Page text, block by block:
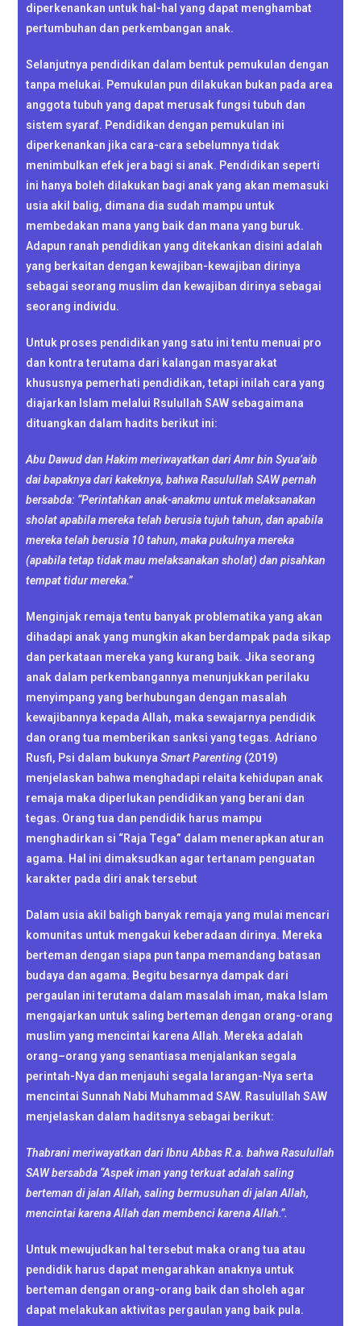
diperkenankan untuk hal-hal yang dapat menghambat
pertumbuhan dan perkembangan anak.
Selanjutnya pendidikan dalam bentuk pemukulan dengan
tanpa melukai. Pemukulan pun dilakukan bukan pada area
anggota tubuh yang dapat merusak fungsi tubuh dan
sistem syaraf. Pendidikan dengan pemukulan ini
diperkenankan jika cara-cara sebelumnya tidak
menimbulkan efek jera bagi si anak. Pendidikan seperti
ini hanya boleh dilakukan bagi anak yang akan memasuki
usia akil balig, dimana dia sudah mampu untuk
membedakan mana yang baik dan mana yang buruk.
Adapun ranah pendidikan yang ditekankan disini adalah
yang berkaitan dengan kewajiban-kewajiban dirinya
sebagai seorang muslim dan kewajiban dirinya sebagai
seorang individu.
Untuk proses pendidikan yang satu ini tentu menuai pro
dan kontra terutama dari kalangan masyarakat
khususnya pemerhati pendidikan, tetapi inilah cara yang
diajarkan Islam melalui Rsulullah SAW sebagaimana
dituangkan dalam hadits berikut ini:
Abu Dawud dan Hakim meriwayatkan dari Amr bin Syua’aib
dai bapaknya dari kakeknya, bahwa Rasulullah SAW pernah
bersabda: “Perintahkan anak-anakmu untuk melaksanakan
sholat apabila mereka telah berusia tujuh tahun, dan apabila
mereka telah berusia 10 tahun, maka pukulnya mereka
(apabila tetap tidak mau melaksanakan sholat) dan pisahkan
tempat tidur mereka.”
Menginjak remaja tentu banyak problematika yang akan
dihadapi anak yang mungkin akan berdampak pada sikap
dan perkataan mereka yang kurang baik. Jika seorang
anak dalam perkembangannya menunjukkan perilaku
menyimpang yang berhubungan dengan masalah
kewajibannya kepada Allah, maka sewajarnya pendidik
dan orang tua memberikan sanksi yang tegas. Adriano
Rusfi, Psi dalam bukunyaSmart Parenting (2019)
menjelaskan bahwa menghadapi relaita kehidupan anak
remaja maka diperlukan pendidikan yang berani dan
tegas. Orang tua dan pendidik harus mampu
menghadirkan si “Raja Tega” dalam menerapkan aturan
agama. Hal ini dimaksudkan agar tertanam penguatan
karakter pada diri anak tersebut
Dalam usia akil baligh banyak remaja yang mulai mencari
komunitas untuk mengakui keberadaan dirinya. Mereka
berteman dengan siapa pun tanpa memandang batasan
budaya dan agama. Begitu besarnya dampak dari
pergaulan ini terutama dalam masalah iman, maka Islam
mengajarkan untuk saling berteman dengan orang-orang
muslim yang mencintai karena Allah. Mereka adalah
orang–orang yang senantiasa menjalankan segala
perintah-Nya dan menjauhi segala larangan-Nya serta
mencintai Sunnah Nabi Muhammad SAW. Rasulullah SAW
menjelaskan dalam haditsnya sebagai berikut:
Thabrani meriwayatkan dari Ibnu Abbas R.a. bahwa Rasulullah
SAW bersabda “Aspek iman yang terkuat adalah saling
berteman di jalan Allah, saling bermusuhan di jalan Allah,
mencintai karena Allah dan membenci karena Allah.”.
Untuk mewujudkan hal tersebut maka orang tua atau
pendidik harus dapat mengarahkan anaknya untuk
berteman dengan orang-orang baik dan sholeh agar
dapat melakukan aktivitas pergaulan yang baik pula.